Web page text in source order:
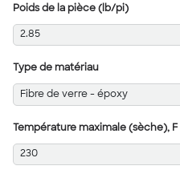
Poids de la pièce (lb/pi)
2.85
Type de matériau
Fibre de verre - époxy
Température maximale (sèche), F
230